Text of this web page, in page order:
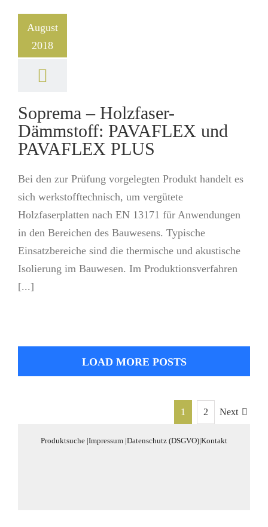
August
2018
Soprema – Holzfaser-
Dämmstoff: PAVAFLEX und
PAVAFLEX PLUS
Bei den zur Prüfung vorgelegten Produkt handelt es
sich werkstofftechnisch, um vergütete
Holzfaserplatten nach EN 13171 für Anwendungen
in den Bereichen des Bauwesens. Typische
Einsatzbereiche sind die thermische und akustische
Isolierung im Bauwesen. Im Produktionsverfahren
[...]
LOAD MORE POSTS
1 2 Next
Produktsuche |Impressum |Datenschutz (DSGVO)|Kontakt